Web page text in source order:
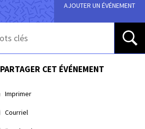
AJOUTER UN ÉVÉNEMENT
PARTAGER CET ÉVÉNEMENT
Imprimer
Courriel